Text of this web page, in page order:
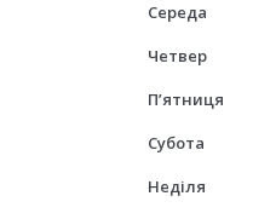
Середа
Четвер
Пʼятниця
Субота
Неділя